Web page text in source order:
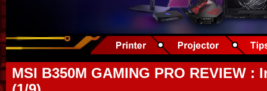
MSI B350M GAMING PRO REVIEW :